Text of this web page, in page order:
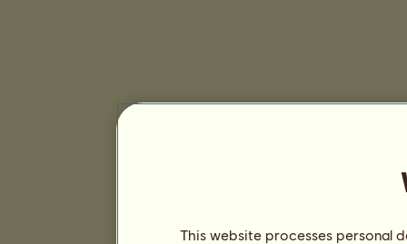
This website processes personal